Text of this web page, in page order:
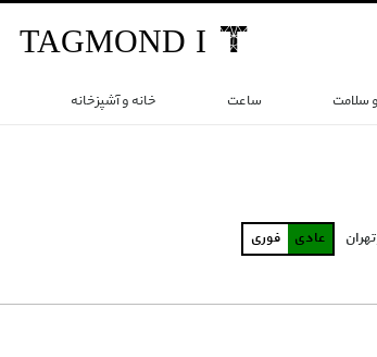
TAGMOND I
سلامت ساعت خانه و آشپزخانه
عادی فوری